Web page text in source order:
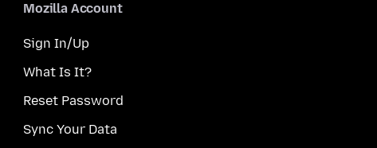
Mozilla Account
Sign In/Up
What Is It?
Reset Password
Sync Your Data